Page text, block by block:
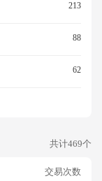
213
88
62
共计469个
交易次数